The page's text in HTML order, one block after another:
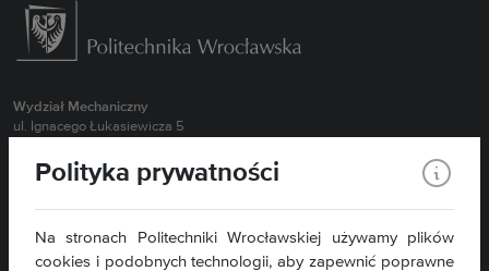
Wydział Mechaniczny
ul. Ignacego Łukasiewicza 5
Obsługa Studentów Stacjonarnych 71 320 27 55 (MBM, BI, NIS oraz
Obsługa Studentów Stacjonarnych 71 320 43 94 ( MTR, RiAP)
Obsługa Studentów Stacjonarnych 71 320 35 98 ( ZIP, TRN)
Polityka prywatności
Na stronach Politechniki Wrocławskiej używamy plików
cookies i podobnych technologii, aby zapewnić poprawne